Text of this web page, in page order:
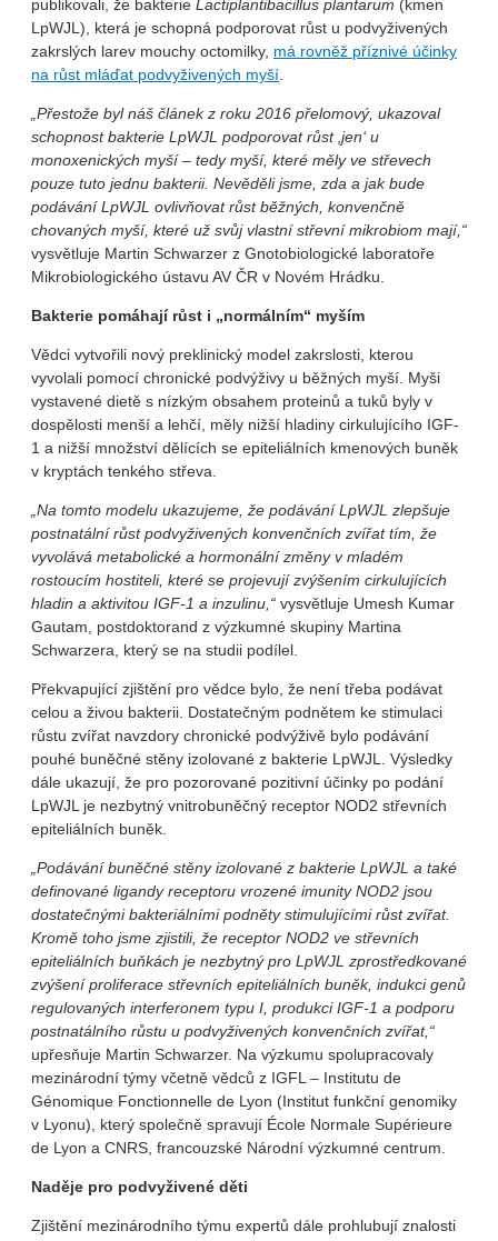
publikovali, že bakterie Lactiplantibacillus plantarum (kmen
LpWJL), která je schopná podporovat růst u podvyživených
zakrslých larev mouchy octomilky, má rovněž příznivé účinky
na růst mláďat podvyživených myší.
„Přestože byl náš článek z roku 2016 přelomový, ukazoval
schopnost bakterie LpWJL podporovat růst ‚jen‘ u
monoxenických myší – tedy myší, které měly ve střevech
pouze tuto jednu bakterii. Nevěděli jsme, zda a jak bude
podávání LpWJL ovlivňovat růst běžných, konvenčně
chovaných myší, které už svůj vlastní střevní mikrobiom mají,“
vysvětluje Martin Schwarzer z Gnotobiologické laboratoře
Mikrobiologického ústavu AV ČR v Novém Hrádku.
Bakterie pomáhají růst i „normálním“ myším
Vědci vytvořili nový preklinický model zakrslosti, kterou
vyvolali pomocí chronické podvýživy u běžných myší. Myši
vystavené dietě s nízkým obsahem proteinů a tuků byly v
dospělosti menší a lehčí, měly nižší hladiny cirkulujícího IGF-
1 a nižší množství dělících se epiteliálních kmenových buněk
v kryptách tenkého střeva.
„Na tomto modelu ukazujeme, že podávání LpWJL zlepšuje
postnatální růst podvyživených konvenčních zvířat tím, že
vyvolává metabolické a hormonální změny v mladém
rostoucím hostiteli, které se projevují zvýšením cirkulujících
hladin a aktivitou IGF-1 a inzulinu,“ vysvětluje Umesh Kumar
Gautam, postdoktorand z výzkumné skupiny Martina
Schwarzera, který se na studii podílel.
Překvapující zjištění pro vědce bylo, že není třeba podávat
celou a živou bakterii. Dostatečným podnětem ke stimulaci
růstu zvířat navzdory chronické podvýživě bylo podávání
pouhé buněčné stěny izolované z bakterie LpWJL. Výsledky
dále ukazují, že pro pozorované pozitivní účinky po podání
LpWJL je nezbytný vnitrobuněčný receptor NOD2 střevních
epiteliálních buněk.
„Podávání buněčné stěny izolované z bakterie LpWJL a také
definované ligandy receptoru vrozené imunity NOD2 jsou
dostatečnými bakteriálními podněty stimulujícími růst zvířat.
Kromě toho jsme zjistili, že receptor NOD2 ve střevních
epiteliálních buňkách je nezbytný pro LpWJL zprostředkované
zvýšení proliferace střevních epiteliálních buněk, indukci genů
regulovaných interferonem typu I, produkci IGF-1 a podporu
postnatálního růstu u podvyživených konvenčních zvířat,“
upřesňuje Martin Schwarzer. Na výzkumu spolupracovaly
mezinárodní týmy včetně vědců z IGFL – Institutu de
Génomique Fonctionnelle de Lyon (Institut funkční genomiky
v Lyonu), který společně spravují École Normale Supérieure
de Lyon a CNRS, francouzské Národní výzkumné centrum.
Naděje pro podvyživené děti
Zjištění mezinárodního týmu expertů dále prohlubují znalosti